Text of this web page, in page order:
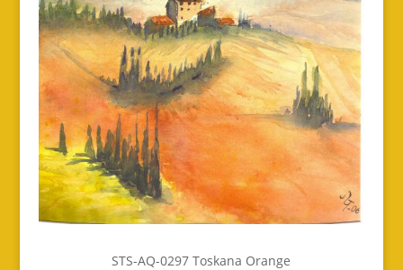
STS-AQ-0297 Toskana Orange